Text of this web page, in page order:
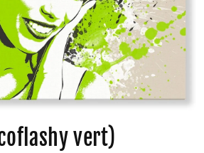
vert)